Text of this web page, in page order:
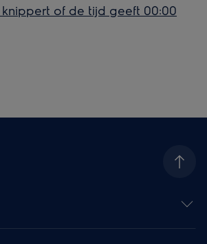
knippert of de tijd geeft 00:00